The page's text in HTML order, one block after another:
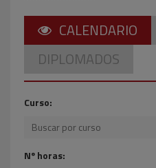
CALENDARIO
DIPLOMADOS
Curso:
Nº horas: